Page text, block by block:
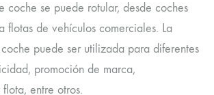
coche se puede rotular, desde coches
flotas de vehículos comerciales. La
puede ser utilizada para diferentes
promoción de marca,
entre otros.